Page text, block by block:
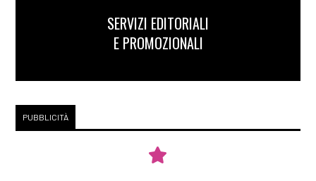
SERVIZI EDITORIALI
E PROMOZIONALI
PUBBLICITÀ